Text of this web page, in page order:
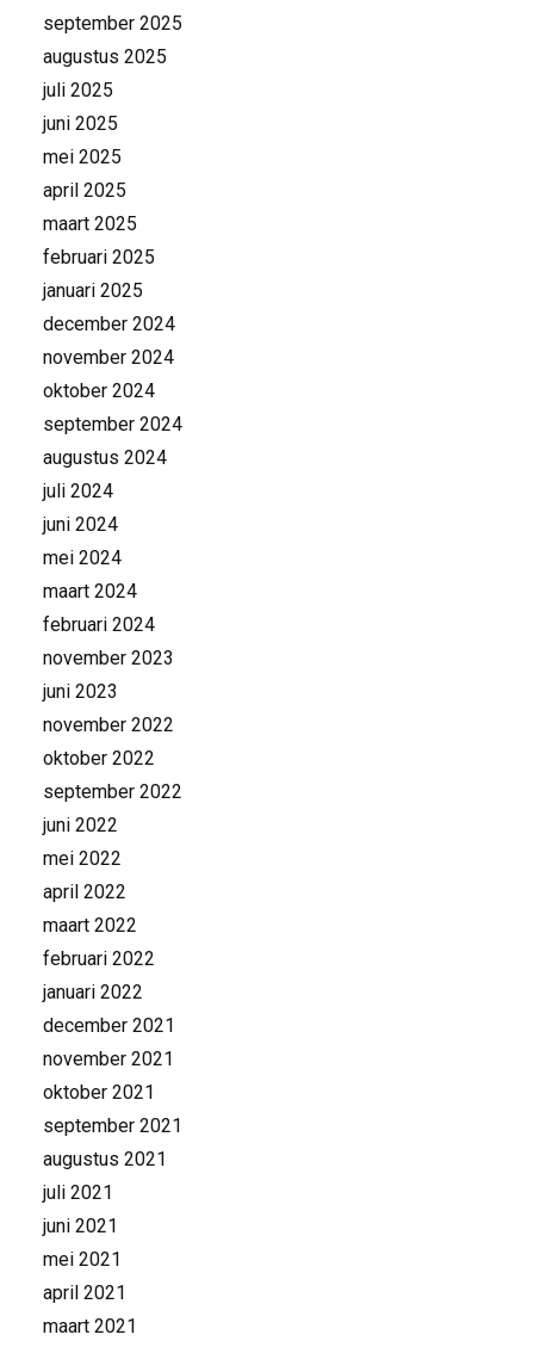
september 2025
augustus 2025
juli 2025
juni 2025
mei 2025
april 2025
maart 2025
februari 2025
januari 2025
december 2024
november 2024
oktober 2024
september 2024
augustus 2024
juli 2024
juni 2024
mei 2024
maart 2024
februari 2024
november 2023
juni 2023
november 2022
oktober 2022
september 2022
juni 2022
mei 2022
april 2022
maart 2022
februari 2022
januari 2022
december 2021
november 2021
oktober 2021
september 2021
augustus 2021
juli 2021
juni 2021
mei 2021
april 2021
maart 2021